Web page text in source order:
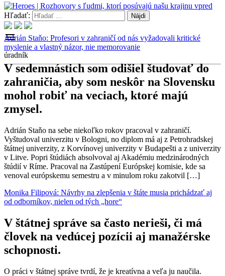
Hľadať:
menu
úradník
Adrián Staňo: Profesori v zahraničí od nás vyžadovali kritické
myslenie a vlastný názor, nie memorovanie
V sedemnástich som odišiel študovať do
zahraničia, aby som neskôr na Slovensku
mohol robiť na veciach, ktoré majú
zmysel.
Adrián Staňo na sebe niekoľko rokov pracoval v zahraničí.
Vyštudoval univerzitu v Bologni, no diplom má aj z Petrohradskej
štátnej univerzity, z Korvínovej univerzity v Budapešti a z univerzity
v Litve. Popri štúdiách absolvoval aj Akadémiu medzinárodných
štúdií v Ríme. Pracoval na Zastúpení Európskej komisie, kde sa
venoval európskemu semestru a v minulom roku zakotvil […]
Monika Filipová: Návrhy na zlepšenia v štáte musia prichádzať aj
od odborníkov, nielen od tých „hore“
V štátnej správe sa často nerieši, či má
človek na vedúcej pozícii aj manažérske
schopnosti.
O práci v štátnej správe tvrdí, že je kreatívna a veľa ju naučila.